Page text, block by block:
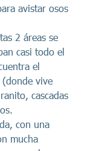
avistar osos
2 áreas se
casi todo el
el
(donde vive
cascadas
con una
mucha